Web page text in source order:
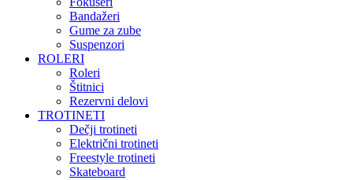
Bandažeri
Gume za zube
Suspenzori
ROLERI
Roleri
Štitnici
Rezervni delovi
TROTINETI
Dečji trotineti
Električni trotineti
Freestyle trotineti
Skateboard